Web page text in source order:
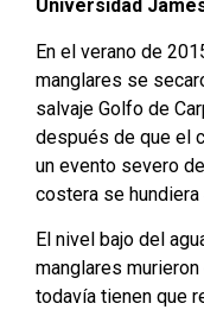
Universidad
En el verano de
manglares se
salvaje Golfo de
después de que el
un evento severo
costera se
El nivel bajo del
manglares
todavía tienen que